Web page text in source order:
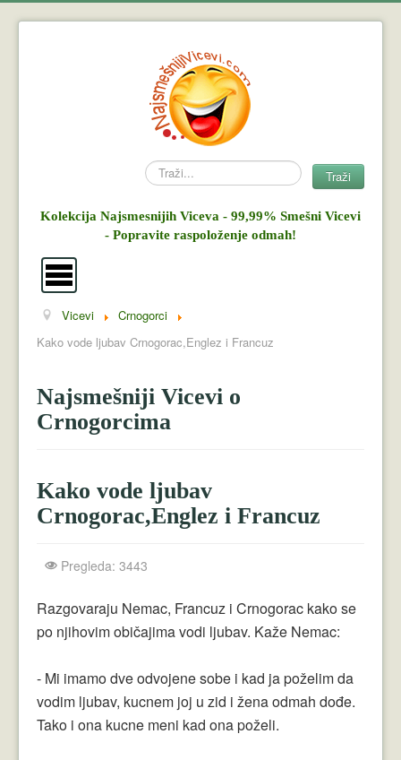
Search Traži
Kolekcija Najsmesnijih Viceva - 99,99% Smešni Vicevi
- Popravite raspoloženje odmah!
Vicevi
Crnogorci
Lala
Plavuše
Vicevi Dana
Vicevi
Crnogorci
Kako vode ljubav Crnogorac,Englez i Francuz
Najsmešniji Vicevi o
Crnogorcima
Kako vode ljubav
Crnogorac,Englez i Francuz
Pregleda: 3443
Razgovaraju Nemac, Francuz i Crnogorac kako se
po njihovim običajima vodi ljubav. Kaže Nemac:
- Mi imamo dve odvojene sobe i kad ja poželim da
vodim ljubav, kucnem joj u zid i žena odmah dođe.
Tako i ona kucne meni kad ona poželi.